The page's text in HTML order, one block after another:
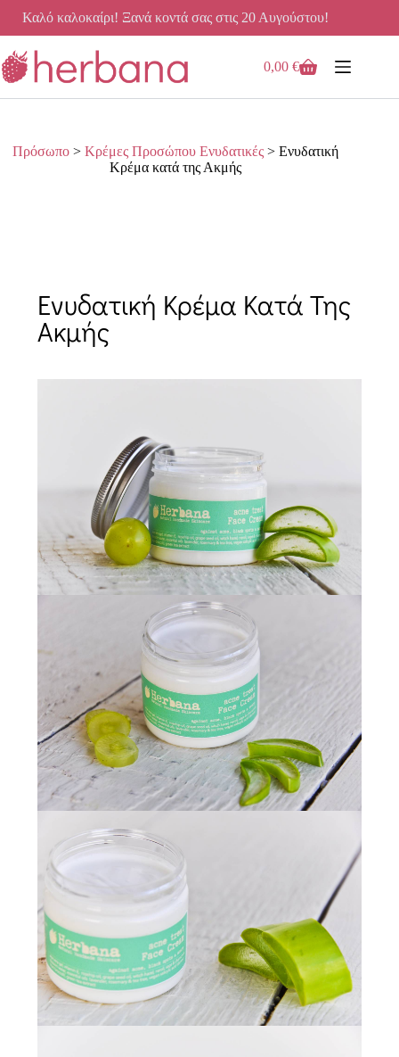
Καλό καλοκαίρι! Ξανά κοντά σας στις 20 Αυγούστου!
0,00€
Πρόσωπο >Κρέμες Προσώπου Ενυδατικές >Ενυδατική
Κρέμα κατά της Ακμής
Ενυδατική Κρέμα Κατά Της
Ακμής